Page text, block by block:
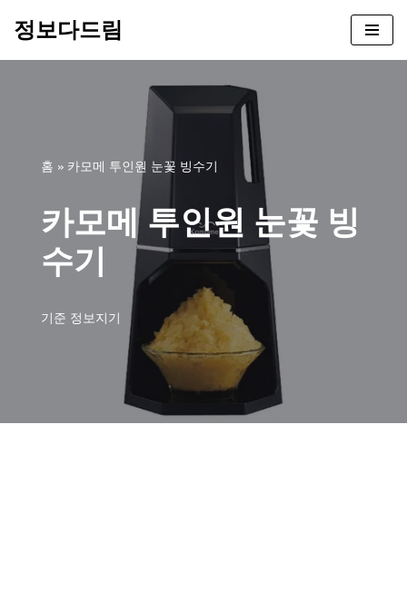
정보다드림
홈 » 카모메 투인원 눈꽃 빙수기
카모메 투인원 눈꽃 빙
수기
기준 정보지기